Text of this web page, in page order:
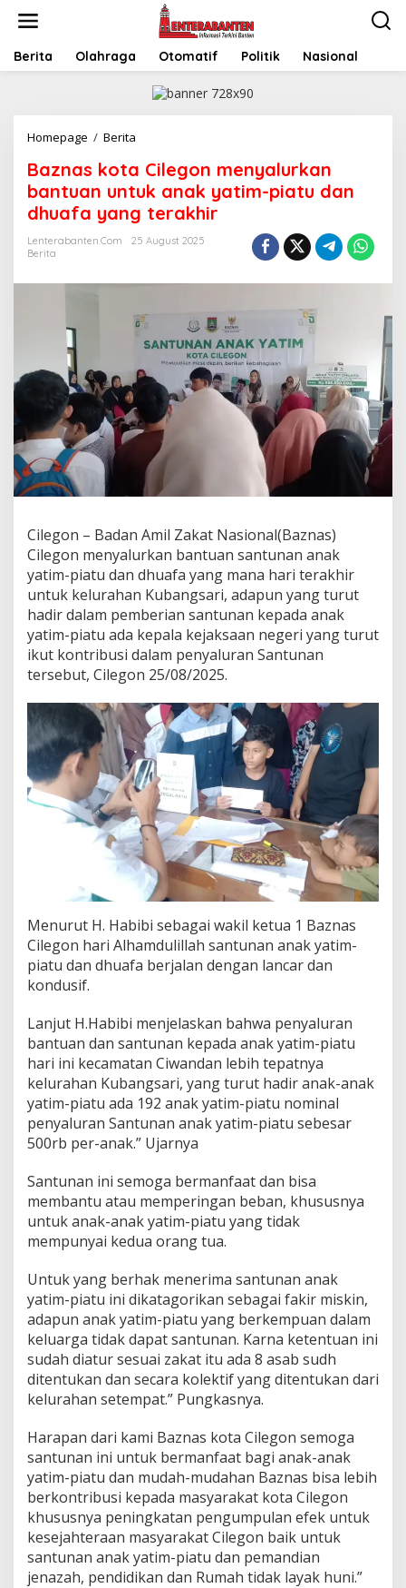
Berita Olahraga Otomatif Politik Nasional
Homepage / Berita
Cilegon
menyalurkan
bantuan
untuk
anak
yatim-
dan
yang
terakhir
Baznas kota Cilegon menyalurkan
bantuan untuk anak yatim-piatu dan
dhuafa yang terakhir
Lenterabanten.com
25 August 2025
Berita
Cilegon – Badan Amil Zakat Nasional(Baznas)
Cilegon menyalurkan bantuan santunan anak
yatim-piatu dan dhuafa yang mana hari terakhir
untuk kelurahan Kubangsari, adapun yang turut
hadir dalam pemberian santunan kepada anak
yatim-piatu ada kepala kejaksaan negeri yang turut
ikut kontribusi dalam penyaluran Santunan
tersebut, Cilegon 25/08/2025.
Menurut H. Habibi sebagai wakil ketua 1 Baznas
Cilegon hari Alhamdulillah santunan anak yatim-
piatu dan dhuafa berjalan dengan lancar dan
kondusif.
Lanjut H.Habibi menjelaskan bahwa penyaluran
bantuan dan santunan kepada anak yatim-piatu
hari ini kecamatan Ciwandan lebih tepatnya
kelurahan Kubangsari, yang turut hadir anak-anak
yatim-piatu ada 192 anak yatim-piatu nominal
penyaluran Santunan anak yatim-piatu sebesar
500rb per-anak.” Ujarnya
Santunan ini semoga bermanfaat dan bisa
membantu atau memperingan beban, khususnya
untuk anak-anak yatim-piatu yang tidak
mempunyai kedua orang tua.
Untuk yang berhak menerima santunan anak
yatim-piatu ini dikatagorikan sebagai fakir miskin,
adapun anak yatim-piatu yang berkempuan dalam
keluarga tidak dapat santunan. Karna ketentuan ini
sudah diatur sesuai zakat itu ada 8 asab sudh
ditentukan dan secara kolektif yang ditentukan dari
kelurahan setempat.” Pungkasnya.
Harapan dari kami Baznas kota Cilegon semoga
santunan ini untuk bermanfaat bagi anak-anak
yatim-piatu dan mudah-mudahan Baznas bisa lebih
berkontribusi kepada masyarakat kota Cilegon
khususnya peningkatan pengumpulan efek untuk
kesejahteraan masyarakat Cilegon baik untuk
santunan anak yatim-piatu dan pemandian
jenazah, pendidikan dan Rumah tidak layak huni.”